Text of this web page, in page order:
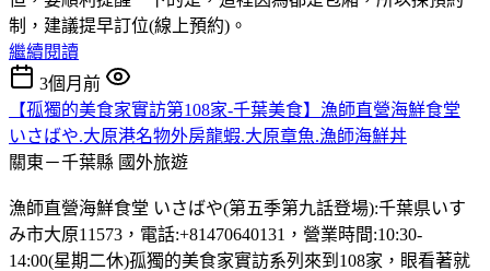
制，建議提早訂位(線上預約)。
繼續閱讀
3個月前
【孤獨的美食家實訪第108家-千葉美食】漁師直營海鮮食堂
いさばや.大原港名物外房龍蝦.大原章魚.漁師海鮮丼
關東－千葉縣 國外旅遊
漁師直營海鮮食堂 いさばや(第五季第九話登場):千葉県いす
み市大原11573，電話:+81470640131，營業時間:10:30-
14:00(星期二休)孤獨的美食家實訪系列來到108家，眼看著就